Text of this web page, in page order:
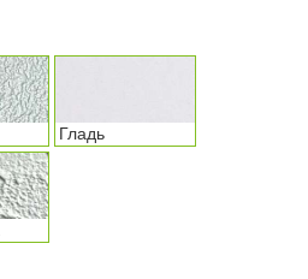
Гладь